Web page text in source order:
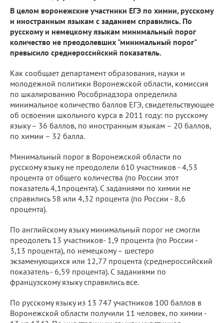
В целом воронежские участники ЕГЭ по химии, русскому
и иностранным языкам с заданием справились. По
русскому и немецкому языкам минимальный порог
количество не преодолевших "минимальный порог"
превысило среднероссийский показатель.
Как сообщает департамент образования, науки и
молодежной политики Воронежской области, комиссия
по шкалированию Рособрнадзора определила
минимальное количество баллов ЕГЭ, свидетельствующее
об освоении школьного курса в 2011 году: по русскому
языку – 36 баллов, по иностранным языкам – 20 баллов,
по химии – 32 балла.
Минимальный порог в Воронежской области по
русскому языку не преодолели 610 участников - 4,53
процента от общего количества (по России этот
показатель 4,1процента). С заданиями по химии не
справились 58 или 4,32 процента (по России - 8,6
процента).
По английскому языку минимальный порог не смогли
преодолеть 13 участников- 1,9 процента (по России -
3,13 процента), по немецкому – шестеро
экзаменующихся или 12,77 процента (среднероссийский
показатель - 6,59 процента). С заданиями по
французскому языку справились все.
По русскому языку из 13 747 участников 100 баллов в
Воронежской области получили 11 человек, по химии -